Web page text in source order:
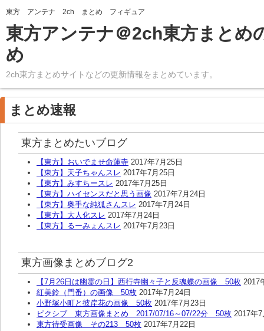
東方 アンテナ 2ch まとめ フィギュア
東方アンテナ＠2ch東方まとめ
め
2ch東方まとめサイトなどの更新情報をまとめています。
まとめ速報
東方まとめたいブログ
【東方】おいでませ命蓮寺 2017年7月25日
【東方】天子ちゃんスレ 2017年7月25日
【東方】みすちースレ 2017年7月25日
【東方】ハイセンスだと思う画像 2017年7月24日
【東方】奥手な純狐さんスレ 2017年7月24日
【東方】大人化スレ 2017年7月24日
【東方】るーみょんスレ 2017年7月23日
東方画像まとめブログ2
【7月26日は幽霊の日】西行寺幽々子と反魂蝶の画像 50枚 2017
紅美鈴（門番）の画像 50枚 2017年7月24日
小野塚小町と彼岸花の画像 50枚 2017年7月23日
ピクシブ 東方画像まとめ 2017/07/16～07/22分 50枚 2017年
東方待受画像 その213 50枚 2017年7月22日